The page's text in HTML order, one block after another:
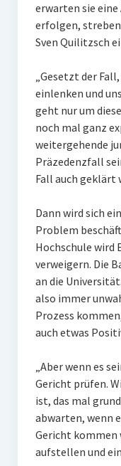
erwarten sie
erfolgen,
Sven Quilitzsch
„Gesetzt der
einlenken und
geht nur um
noch mal ganz
weitergehende
Präzedenzfall
Fall auch geklärt
Dann wird sich
Problem
Hochschule wird
verweigern. Die
an die
also immer
Prozess
auch etwas
„Aber wenn es
Gericht prüfen.
ist, das mal
abwarten, wenn
Gericht kommen
aufstellen und